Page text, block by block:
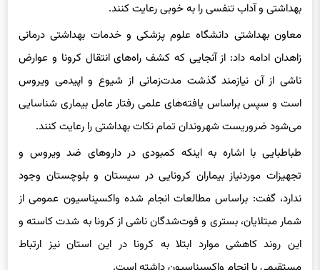
بهداشتی و آداب تنفسی را به خوبی رعایت کنند.
معاون بهداشتی دانشگاه علوم پزشکی و خدمات بهداشتی درمانی
زاهدان ادامه داد: از آنجایی که کشف راه‌های انتقال کرونا و عوارض
ناشی از آن نیازمند گذشت مدت‌زمانی از شیوع و اپیدمی ویروس
است و سپس براساس یافته‌های علمی رفتار عامل بیماری شناسایی
می‌شود ضروریست شهروندان‌ تمام نکات بهداشتی را رعایت کنند.
طباطبایی با اشاره به اینکه کمبودی در داروهای ضد ویروس و
تجهیزات موردنیاز بیماران کرونایی در سیستان و بلوچستان وجود
ندارد، گفت: براساس مطالعات انجام شده واکسیناسیون عمومی از
شمار مبتلایان، بستری و فوت‌شدگان ناشی از کرونا به شدت کاسته و
این روند کاهشی موارد ابتلا به کرونا در این استان نیز ارتباط